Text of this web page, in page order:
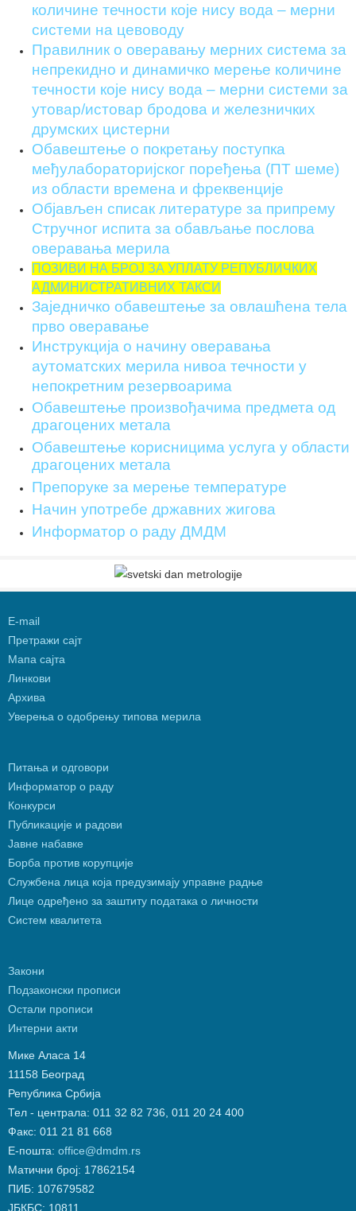
количине течности које нису вода – мерни
системи на цевоводу
Правилник о оверавању мерних система за
непрекидно и динамичко мерење количине
течности које нису вода – мерни системи за
утовар/истовар бродова и железничких
друмских цистерни
Обавештење о покретању поступка
међулабораторијскoг поређења (ПT шеме)
из области времена и фреквенције
Објављен списак литературе за припрему
Стручног испита за обављање послова
оверавања мерила
ПОЗИВИ НА БРОЈ ЗА УПЛАТУ РЕПУБЛИЧКИХ
АДМИНИСТРАТИВНИХ ТАКСИ
Заједничко обавештење за овлашћена тела
прво оверавање
Инструкцијa о начину оверавања
аутоматских мерила нивоа течности у
непокретним резервоарима
Обавештење произвођачима предмета од
драгоцених метала
Обавештење корисницима услуга у области
драгоцених метала
Препоруке за мерење температуре
Начин употребе државних жигова
Информатор о раду ДМДМ
Е-mail
Претражи сајт
Мапа сајта
Линкови
Архива
Уверења о одобрењу типова мерила
Питања и одговори
Информатор о раду
Конкурси
Публикације и радови
Јавне набавке
Борба против корупције
Службена лица која предузимају управне радње
Лице одређено за заштиту података о личности
Систем квалитета
Закони
Подзаконски прописи
Остали прописи
Интерни акти
Мике Аласа 14
11158 Београд
Република Србија
Тел - централа: 011 32 82 736, 011 20 24 400
Факс: 011 21 81 668
Е-пошта: office@dmdm.rs
Матични број: 17862154
ПИБ: 107679582
ЈБКБС: 10811